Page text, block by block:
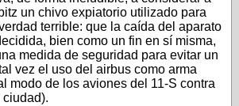
un chivo expiatorio utilizado para
terrible: que la caída del aparato
bien como un fin en sí misma,
medida de seguridad para evitar un
vez el uso del airbus como arma
modo de los aviones del 11-S contra